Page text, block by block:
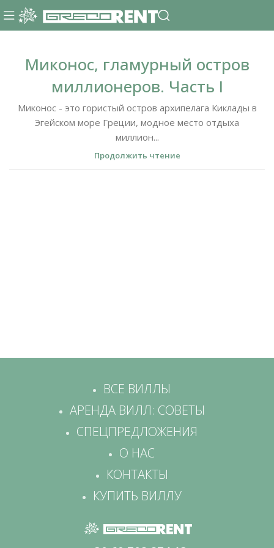
Миконос, гламурный остров
миллионеров. Часть I
Миконос - это гористый остров архипелага Киклады в
Эгейском море Греции, модное место отдыха
миллион...
Продолжить чтение
ВСЕ ВИЛЛЫ
АРЕНДА ВИЛЛ: СОВЕТЫ
СПЕЦПРЕДЛОЖЕНИЯ
О НАС
КОНТАКТЫ
КУПИТЬ ВИЛЛУ